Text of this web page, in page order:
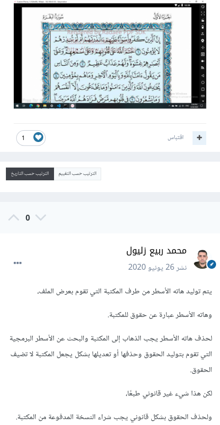
1 اقتباس
الترتيب حسب التقييم الترتيب حسب التاريخ
0
محمد ربيع زليول
نشر26 يونيو 2020
يتم توليد هاته الأسطر من طرف المكتبة التي تقوم بعرض الملف،
وهاته الأسطر عبارة عن حقوق للمكتبة.
لحذف هاته الأسطر يجب الذهاب إلى المكتبة والبحث عن الأسطر البرمجية
التي تقوم بتوليد الحقوق وحذفها أو تعديلها بشكل يجعل المكتبة لا تضيف
الحقوق.
لكن هذا شيء غير قانوني طبعًا،
ولحذف الحقوق بشكل قانوني يجب شراء النسخة المدفوعة من المكتبة.